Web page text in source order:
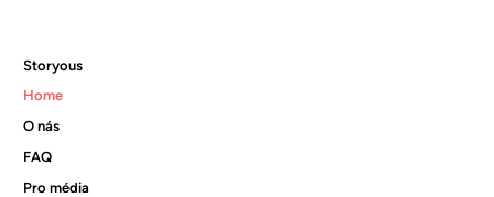
Storyous
Home
O nás
FAQ
Pro média